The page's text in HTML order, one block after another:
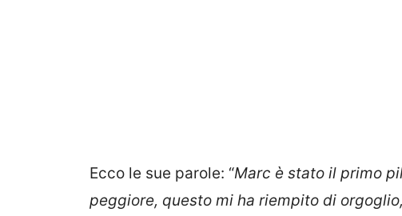
Ecco le sue parole: “Marc è stato il primo
peggiore, questo mi ha riempito di